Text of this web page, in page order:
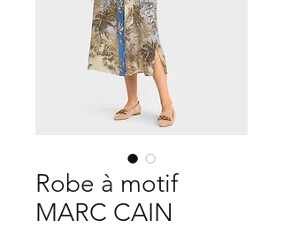
Robe à motif
MARC CAIN